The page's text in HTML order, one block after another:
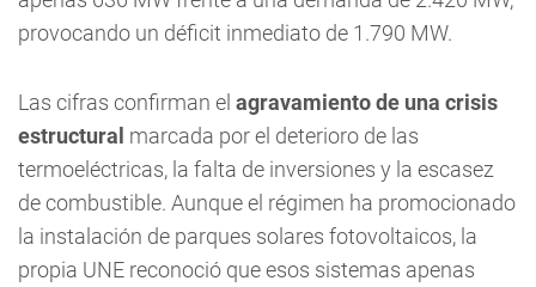
provocando un déficit inmediato de 1.790 MW.
Las cifras confirman el agravamiento de una crisis
estructural marcada por el deterioro de las
termoeléctricas, la falta de inversiones y la escasez
de combustible. Aunque el régimen ha promocionado
la instalación de parques solares fotovoltaicos, la
propia UNE reconoció que esos sistemas apenas